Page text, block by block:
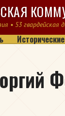
• 53 гвардейская